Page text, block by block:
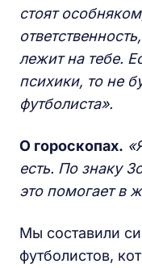
стоят
лежит на тебе.
психики, то не
футболиста».
О гороскопах.
есть. По знаку
это помогает в
Мы составили
футболистов,